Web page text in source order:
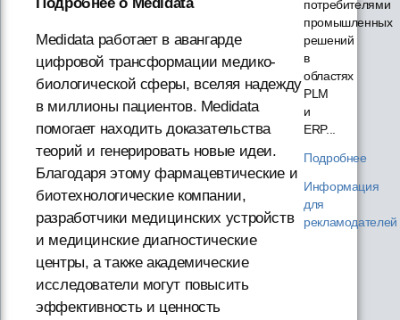
Medidata работает в авангарде
цифровой трансформации медико-
биологической сферы, вселяя надежду
в миллионы пациентов. Medidata
помогает находить доказательства
теорий и генерировать новые идеи.
Благодаря этому фармацевтические и
биотехнологические компании,
разработчики медицинских устройств
и медицинские диагностические
центры, а также академические
исследователи могут повысить
эффективность и ценность
потребителями
промышленных
решений
в
областях
PLM
и
ERP...
Подробнее
Информация
для
рекламодателей